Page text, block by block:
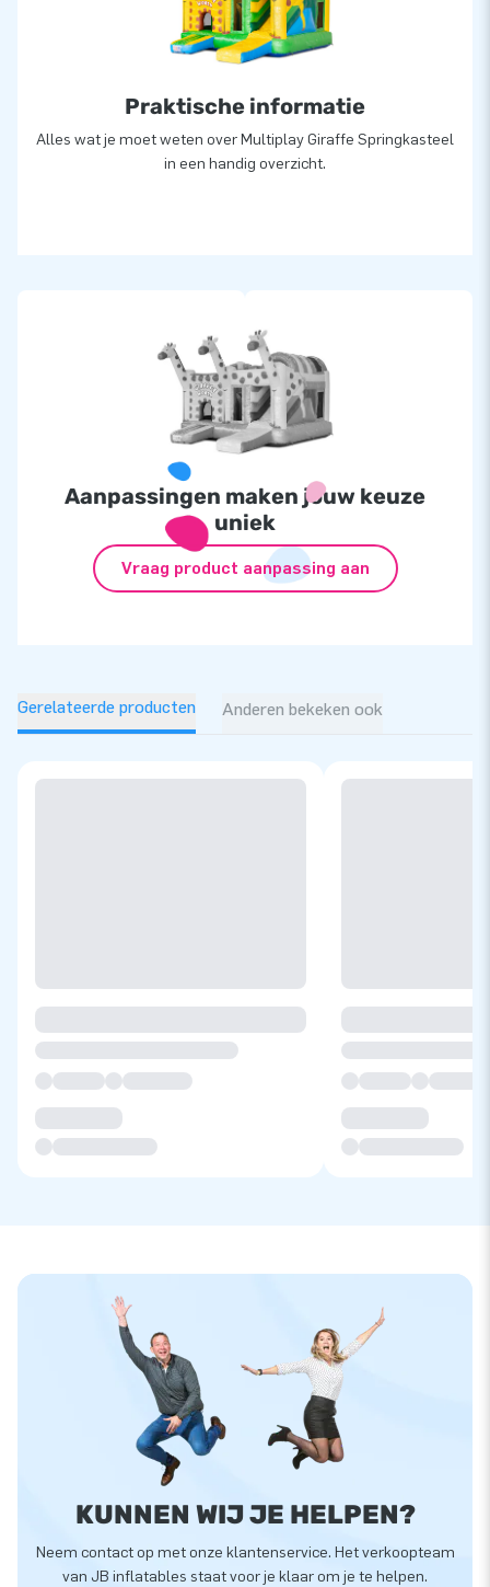
van onze professionele service en levering. Zij noemen ons
ook wel creators of greatness.
Praktische informatie
Alles wat je moet weten over Multiplay Giraffe Springkasteel
in een handig overzicht.
Aanpassingen maken jouw keuze
uniek
Vraag product aanpassing aan
Gerelateerde producten Anderen bekeken ook
KUNNEN WIJ JE HELPEN?
Neem contact op met onze klantenservice. Het verkoopteam
van JB inflatables staat voor je klaar om je te helpen.